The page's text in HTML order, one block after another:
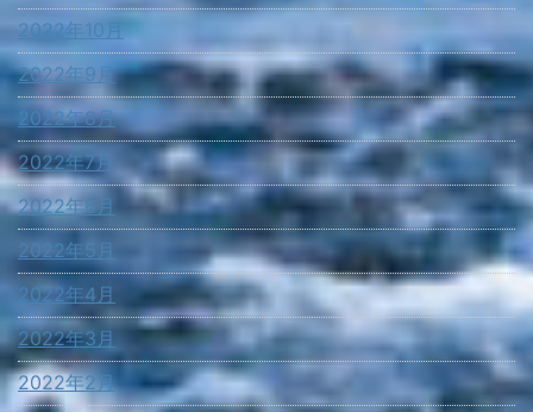
2022年10月
2022年9月
2022年8月
2022年7月
2022年6月
2022年5月
2022年4月
2022年3月
2022年2月